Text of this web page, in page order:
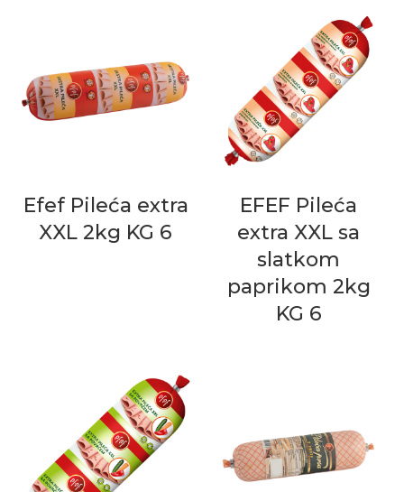
Efef Pileća extra
XXL 2kg KG 6
EFEF Pileća
extra XXL sa
slatkom
paprikom 2kg
KG 6